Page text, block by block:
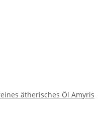
ätherisches Öl Amyris